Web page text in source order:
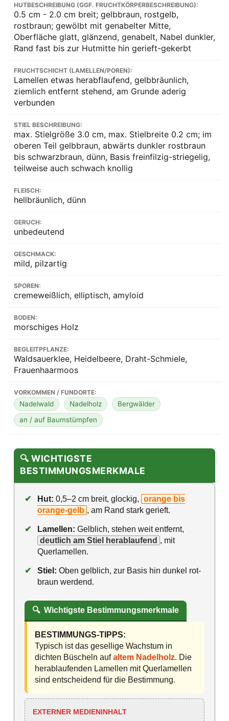
HUTBESCHREIBUNG (GGF. FRUCHTKÖRPERBESCHREIBUNG):
0.5 cm - 2.0 cm breit; gelbbraun, rostgelb,
rostbraun; gewölbt mit genabelter Mitte,
Oberfläche glatt, glänzend, genabelt, Nabel dunkler,
Rand fast bis zur Hutmitte hin gerieft-gekerbt
FRUCHTSCHICHT (LAMELLEN/POREN):
Lamellen etwas herabflaufend, gelbbräunlich,
ziemlich entfernt stehend, am Grunde aderig
verbunden
STIEL BESCHREIBUNG:
max. Stielgröße 3.0 cm, max. Stielbreite 0.2 cm; im
oberen Teil gelbbraun, abwärts dunkler rostbraun
bis schwarzbraun, dünn, Basis freinfilzig-striegelig,
teilweise auch schwach knollig
FLEISCH:
hellbräunlich, dünn
GERUCH:
unbedeutend
GESCHMACK:
mild, pilzartig
SPOREN:
cremeweißlich, elliptisch, amyloid
BODEN:
morschiges Holz
BEGLEITPFLANZE:
Waldsauerklee, Heidelbeere, Draht-Schmiele,
Frauenhaarmoos
VORKOMMEN / FUNDORTE:
Nadelwald Nadelholz
Bergwälder
an / auf Baumstümpfen
🔍 WICHTIGSTE
BESTIMMUNGSMERKMALE
✔ Hut: 0,5–2 cm breit, glockig, orange bis
orange-gelb , am Rand stark gerieft.
✔ Lamellen: Gelblich, stehen weit entfernt,
deutlich am Stiel herablaufend , mit
Querlamellen.
✔ Stiel: Oben gelblich, zur Basis hin dunkel rot-
braun werdend.
🔍 Wichtigste Bestimmungsmerkmale
BESTIMMUNGS-TIPPS:
Typisch ist das gesellige Wachstum in
dichten Büscheln aufaltem Nadelholz. Die
herablaufenden Lamellen mit Querlamellen
sind entscheidend für die Bestimmung.
EXTERNER MEDIENINHALT